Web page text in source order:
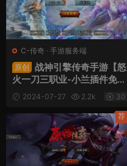
C-传奇 · 手游服务端
原创
战神引擎传奇手游【怒
火一刀三职业-小兰插件免授
权】Win一键服务端+安卓苹
果双端+GM授权后台+视频
架设教程
2024-07-27 2.2k 30
荐